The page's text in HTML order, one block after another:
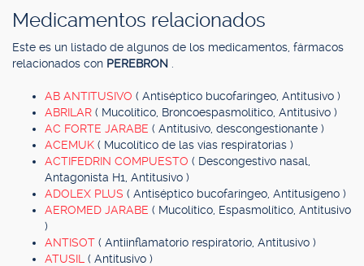
Medicamentos relacionados
Este es un listado de algunos de los medicamentos, fármacos
relacionados con PEREBRON
AB ANTITUSIVO ( Antiséptico bucofaríngeo, Antitusivo )
ABRILAR ( Mucolítico, Broncoespasmolítico, Antitusivo )
AC FORTE JARABE ( Antitusivo, descongestionante )
ACEMUK ( Mucolítico de las vías respiratorias )
ACTIFEDRIN COMPUESTO ( Descongestivo nasal,
Antagonista H1, Antitusivo )
ADOLEX PLUS ( Antiséptico bucofaríngeo, Antitusígeno )
AEROMED JARABE ( Mucolítico, Espasmolítico, Antitusivo
)
ANTISOT ( Antiinflamatorio respiratorio, Antitusivo )
ATUSIL ( Antitusivo )